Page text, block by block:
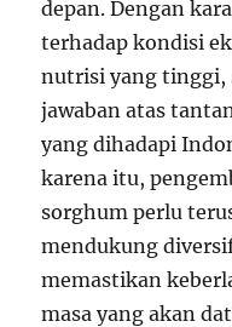
depan. Dengan
terhadap kondisi
nutrisi yang tinggi,
jawaban atas
yang dihadapi
karena itu,
sorghum perlu
mendukung
memastikan
masa yang akan